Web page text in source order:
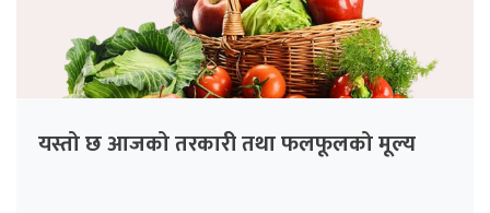
यस्तो छ आजको तरकारी तथा फलफूलको मूल्य